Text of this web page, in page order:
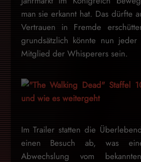
man sie erkannt hat. Das dürfte
Vertrauen in Fremde
grundsätzlich könnte nun
Mitglied der Whisperers sein.
Im Trailer statten die
einen Besuch ab, was
Abwechslung vom